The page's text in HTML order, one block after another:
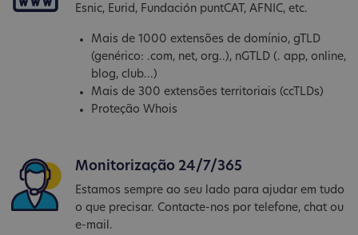
Esnic, Eurid, Fundación puntCAT, AFNIC, etc.
Mais de 1000 extensões de domínio, gTLD
(genérico: .com, net, org..), nGTLD (. app, online,
blog, club...)
Mais de 300 extensões territoriais (ccTLDs)
Proteção Whois
Monitorização 24/7/365
Estamos sempre ao seu lado para ajudar em tudo
o que precisar. Contacte-nos por telefone, chat ou
e-mail.